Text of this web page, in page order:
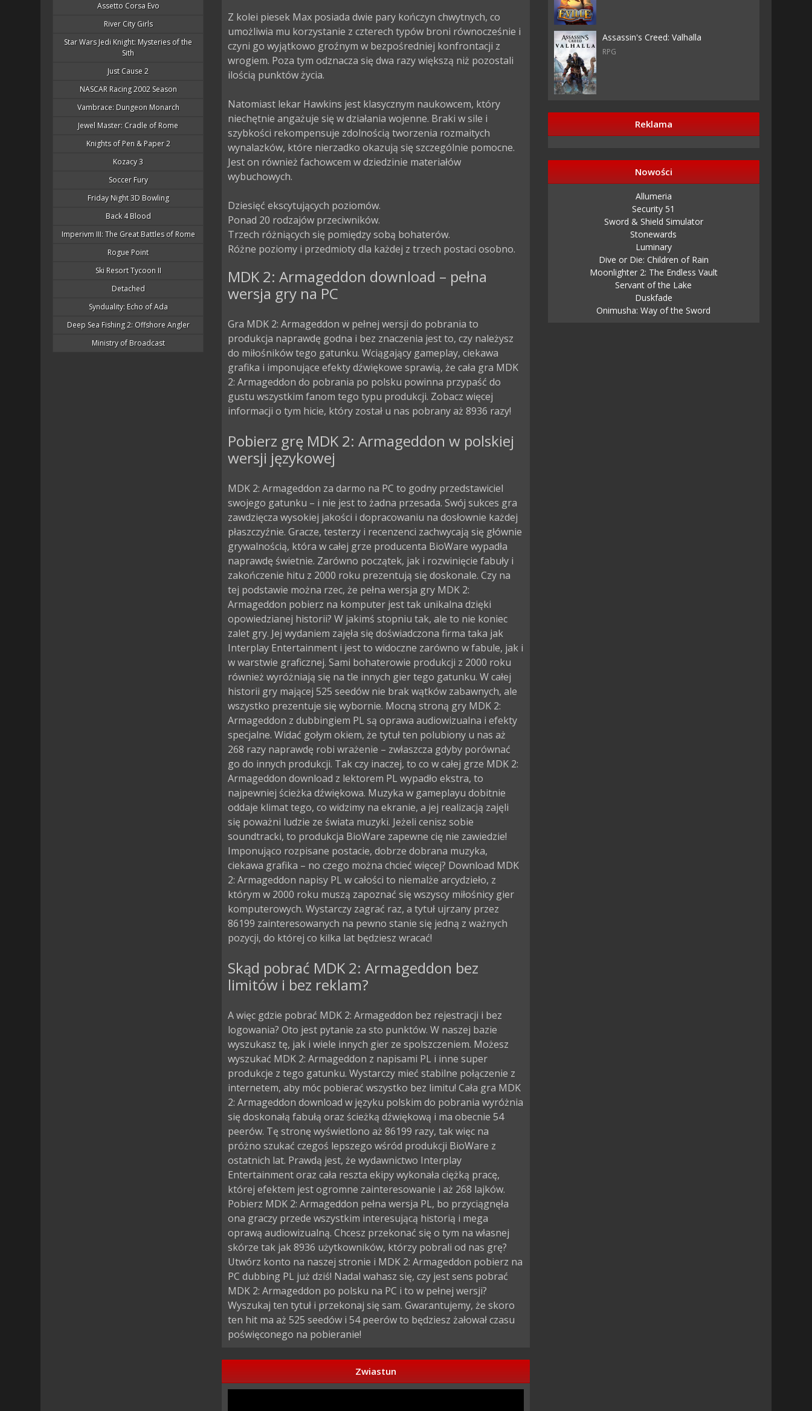
Assetto Corsa Evo
River City Girls
Star Wars Jedi Knight: Mysteries of the
Sith
Just Cause 2
NASCAR Racing 2002 Season
Vambrace: Dungeon Monarch
Jewel Master: Cradle of Rome
Knights of Pen & Paper 2
Kozacy 3
Soccer Fury
Friday Night 3D Bowling
Back 4 Blood
Imperivm III: The Great Battles of Rome
Rogue Point
Ski Resort Tycoon II
Detached
Synduality: Echo of Ada
Deep Sea Fishing 2: Offshore Angler
Ministry of Broadcast
Z kolei piesek Max posiada dwie pary kończyn chwytnych, co
umożliwia mu korzystanie z czterech typów broni równocześnie i
czyni go wyjątkowo groźnym w bezpośredniej konfrontacji z
wrogiem. Poza tym odznacza się dwa razy większą niż pozostali
ilością punktów życia.
Natomiast lekar Hawkins jest klasycznym naukowcem, który
niechętnie angażuje się w działania wojenne. Braki w sile i
szybkości rekompensuje zdolnością tworzenia rozmaitych
wynalazków, które nierzadko okazują się szczególnie pomocne.
Jest on również fachowcem w dziedzinie materiałów
wybuchowych.
Dziesięć ekscytujących poziomów.
Ponad 20 rodzajów przeciwników.
Trzech różniących się pomiędzy sobą bohaterów.
Różne poziomy i przedmioty dla każdej z trzech postaci osobno.
MDK 2: Armageddon download – pełna
wersja gry na PC
Gra MDK 2: Armageddon w pełnej wersji do pobrania to
produkcja naprawdę godna i bez znaczenia jest to, czy należysz
do miłośników tego gatunku. Wciągający gameplay, ciekawa
grafika i imponujące efekty dźwiękowe sprawią, że cała gra MDK
2: Armageddon do pobrania po polsku powinna przypaść do
gustu wszystkim fanom tego typu produkcji. Zobacz więcej
informacji o tym hicie, który został u nas pobrany aż 8936 razy!
Pobierz grę MDK 2: Armageddon w polskiej
wersji językowej
MDK 2: Armageddon za darmo na PC to godny przedstawiciel
swojego gatunku – i nie jest to żadna przesada. Swój sukces gra
zawdzięcza wysokiej jakości i dopracowaniu na dosłownie każdej
płaszczyźnie. Gracze, testerzy i recenzenci zachwycają się głównie
grywalnością, która w całej grze producenta BioWare wypadła
naprawdę świetnie. Zarówno początek, jak i rozwinięcie fabuły i
zakończenie hitu z 2000 roku prezentują się doskonale. Czy na
tej podstawie można rzec, że pełna wersja gry MDK 2:
Armageddon pobierz na komputer jest tak unikalna dzięki
opowiedzianej historii? W jakimś stopniu tak, ale to nie koniec
zalet gry. Jej wydaniem zajęła się doświadczona firma taka jak
Interplay Entertainment i jest to widoczne zarówno w fabule, jak i
w warstwie graficznej. Sami bohaterowie produkcji z 2000 roku
również wyróżniają się na tle innych gier tego gatunku. W całej
historii gry mającej 525 seedów nie brak wątków zabawnych, ale
wszystko prezentuje się wybornie. Mocną stroną gry MDK 2:
Armageddon z dubbingiem PL są oprawa audiowizualna i efekty
specjalne. Widać gołym okiem, że tytuł ten polubiony u nas aż
268 razy naprawdę robi wrażenie – zwłaszcza gdyby porównać
go do innych produkcji. Tak czy inaczej, to co w całej grze MDK 2:
Armageddon download z lektorem PL wypadło ekstra, to
najpewniej ścieżka dźwiękowa. Muzyka w gameplayu dobitnie
oddaje klimat tego, co widzimy na ekranie, a jej realizacją zajęli
się poważni ludzie ze świata muzyki. Jeżeli cenisz sobie
soundtracki, to produkcja BioWare zapewne cię nie zawiedzie!
Imponująco rozpisane postacie, dobrze dobrana muzyka,
ciekawa grafika – no czego można chcieć więcej? Download MDK
2: Armageddon napisy PL w całości to niemalże arcydzieło, z
którym w 2000 roku muszą zapoznać się wszyscy miłośnicy gier
komputerowych. Wystarczy zagrać raz, a tytuł ujrzany przez
86199 zainteresowanych na pewno stanie się jedną z ważnych
pozycji, do której co kilka lat będziesz wracać!
Skąd pobrać MDK 2: Armageddon bez
limitów i bez reklam?
A więc gdzie pobrać MDK 2: Armageddon bez rejestracji i bez
logowania? Oto jest pytanie za sto punktów. W naszej bazie
wyszukasz tę, jak i wiele innych gier ze spolszczeniem. Możesz
wyszukać MDK 2: Armageddon z napisami PL i inne super
produkcje z tego gatunku. Wystarczy mieć stabilne połączenie z
internetem, aby móc pobierać wszystko bez limitu! Cała gra MDK
2: Armageddon download w języku polskim do pobrania wyróżnia
się doskonałą fabułą oraz ścieżką dźwiękową i ma obecnie 54
peerów. Tę stronę wyświetlono aż 86199 razy, tak więc na
próżno szukać czegoś lepszego wśród produkcji BioWare z
ostatnich lat. Prawdą jest, że wydawnictwo Interplay
Entertainment oraz cała reszta ekipy wykonała ciężką pracę,
której efektem jest ogromne zainteresowanie i aż 268 lajków.
Pobierz MDK 2: Armageddon pełna wersja PL, bo przyciągnęła
ona graczy przede wszystkim interesującą historią i mega
oprawą audiowizualną. Chcesz przekonać się o tym na własnej
skórze tak jak 8936 użytkowników, którzy pobrali od nas grę?
Utwórz konto na naszej stronie i MDK 2: Armageddon pobierz na
PC dubbing PL już dziś! Nadal wahasz się, czy jest sens pobrać
MDK 2: Armageddon po polsku na PC i to w pełnej wersji?
Wyszukaj ten tytuł i przekonaj się sam. Gwarantujemy, że skoro
ten hit ma aż 525 seedów i 54 peerów to będziesz żałował czasu
poświęconego na pobieranie!
Zwiastun
Assassin's Creed: Valhalla
RPG
Reklama
Nowości
Allumeria
Security 51
Sword & Shield Simulator
Stonewards
Luminary
Dive or Die: Children of Rain
Moonlighter 2: The Endless Vault
Servant of the Lake
Duskfade
Onimusha: Way of the Sword